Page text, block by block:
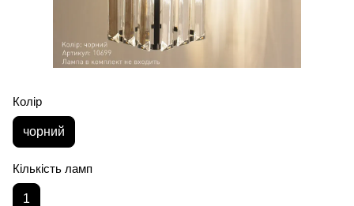
Колір
чорний
Кількість ламп
1